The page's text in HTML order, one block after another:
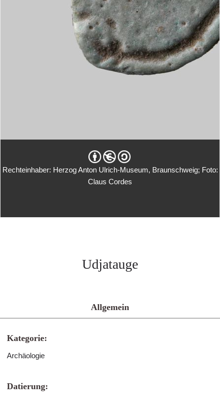
Rechteinhaber: Herzog Anton Ulrich-Museum, Braunschweig; Foto:
Claus Cordes
Udjatauge
Allgemein
Kategorie:
Archäologie
Datierung: